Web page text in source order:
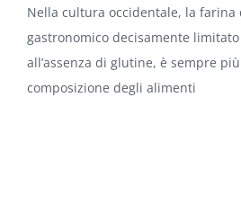
Nella cultura occidentale, la
gastronomico decisamente
all’assenza di glutine, è sempre
composizione degli alimenti